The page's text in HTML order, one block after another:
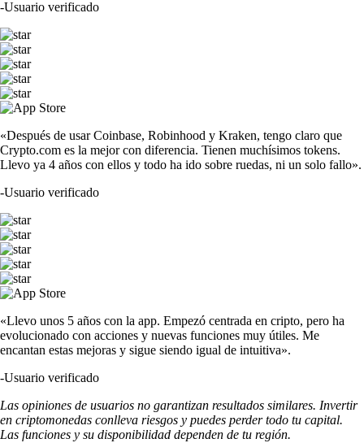
-Usuario verificado
«Después de usar Coinbase, Robinhood y Kraken, tengo claro que
Crypto.com es la mejor con diferencia. Tienen muchísimos tokens.
Llevo ya 4 años con ellos y todo ha ido sobre ruedas, ni un solo fallo».
-Usuario verificado
«Llevo unos 5 años con la app. Empezó centrada en cripto, pero ha
evolucionado con acciones y nuevas funciones muy útiles. Me
encantan estas mejoras y sigue siendo igual de intuitiva».
-Usuario verificado
Las opiniones de usuarios no garantizan resultados similares. Invertir
en criptomonedas conlleva riesgos y puedes perder todo tu capital.
Las funciones y su disponibilidad dependen de tu región.